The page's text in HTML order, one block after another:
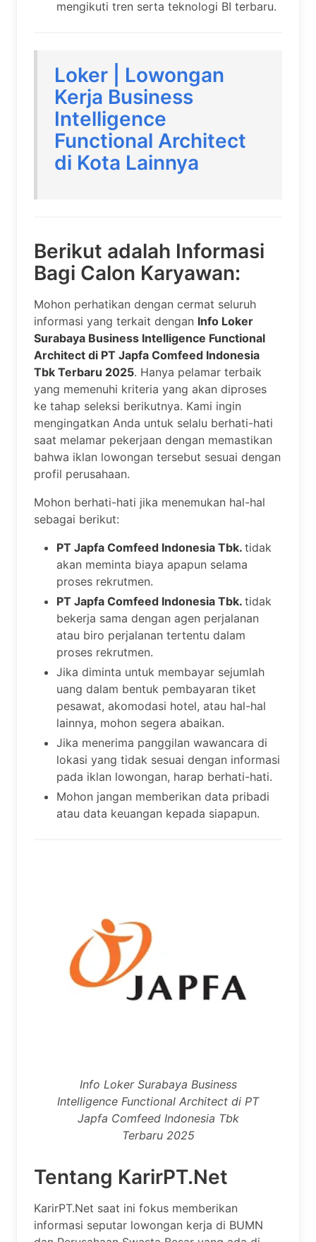
mengikuti tren serta teknologi BI terbaru.
Loker | Lowongan
Kerja Business
Intelligence
Functional Architect
di Kota Lainnya
Berikut adalah Informasi
Bagi Calon Karyawan:
Mohon perhatikan dengan cermat seluruh
informasi yang terkait dengan Info Loker
Surabaya Business Intelligence Functional
Architect di PT Japfa Comfeed Indonesia
Tbk Terbaru 2025. Hanya pelamar terbaik
yang memenuhi kriteria yang akan diproses
ke tahap seleksi berikutnya. Kami ingin
mengingatkan Anda untuk selalu berhati-hati
saat melamar pekerjaan dengan memastikan
bahwa iklan lowongan tersebut sesuai dengan
profil perusahaan.
Mohon berhati-hati jika menemukan hal-hal
sebagai berikut:
PT Japfa Comfeed Indonesia Tbk. tidak
akan meminta biaya apapun selama
proses rekrutmen.
PT Japfa Comfeed Indonesia Tbk. tidak
bekerja sama dengan agen perjalanan
atau biro perjalanan tertentu dalam
proses rekrutmen.
Jika diminta untuk membayar sejumlah
uang dalam bentuk pembayaran tiket
pesawat, akomodasi hotel, atau hal-hal
lainnya, mohon segera abaikan.
Jika menerima panggilan wawancara di
lokasi yang tidak sesuai dengan informasi
pada iklan lowongan, harap berhati-hati.
Mohon jangan memberikan data pribadi
atau data keuangan kepada siapapun.
Info Loker Surabaya Business
Intelligence Functional Architect di PT
Japfa Comfeed Indonesia Tbk
Terbaru 2025
Tentang KarirPT.Net
KarirPT.Net saat ini fokus memberikan
informasi seputar lowongan kerja di BUMN